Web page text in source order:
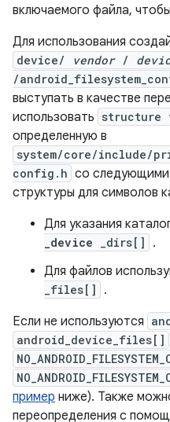
включаемого файла,
Для использования
device/ vendor/
/
выступать в качестве
использовать structure
определенную в
system/core/include/
config.h со следующими
структуры для символов
Для указания
_device _dirs[]
.
Для файлов
_files[]
.
Если не используются
android_device_files[]
пример ниже). Также
переопределения с